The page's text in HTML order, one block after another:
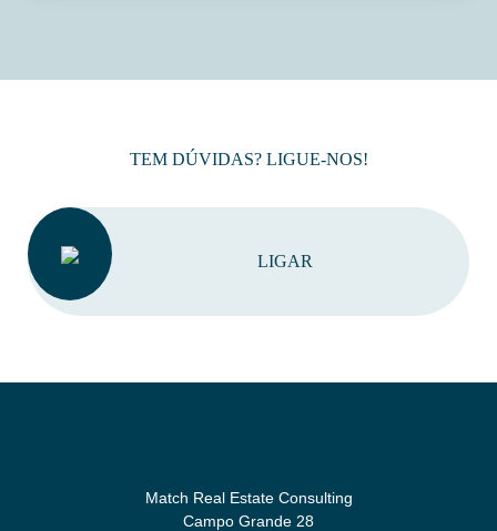
TEM DÚVIDAS? LIGUE-NOS!
LIGAR
Match Real Estate Consulting
Campo Grande 28